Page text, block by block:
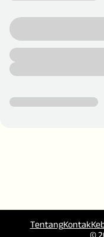
©
TentangKontak